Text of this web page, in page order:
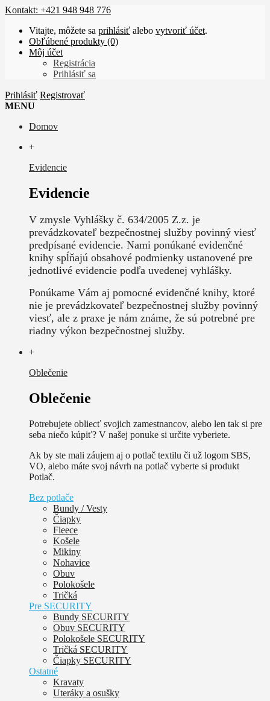
Kontakt: +421 948 948 776
Vitajte, môžete sa prihlásiť alebo vytvoriť účet.
Obľúbené produkty (0)
Môj účet
Registrácia
Prihlásiť sa
Prihlásiť Registrovať
MENU
Domov
+
Evidencie
Evidencie
V zmysle Vyhlášky č. 634/2005 Z.z. je
prevádzkovateľ bezpečnostnej služby povinný viesť
predpísané evidencie. Nami ponúkané evidenčné
knihy spĺňajú obsahové podmienky ustanovené pre
jednotlivé evidencie podľa uvedenej vyhlášky.
Ponúkame Vám aj pomocné evidenčné knihy, ktoré
nie je prevádzkovateľ bezpečnostnej služby povinný
viesť, ale z praxe je nám známe, že sú potrebné pre
riadny výkon bezpečnostnej služby.
+
Oblečenie
Oblečenie
Potrebujete obliecť svojich zamestnancov, alebo len tak si pre
seba niečo kúpiť? V našej ponuke si určite vyberiete.
Ak by ste mali záujem aj o potlač textilu či už logom SBS,
VO, alebo máte svoj návrh na potlač vyberte si produkt
Potlač.
Bez potlače
Bundy / Vesty
Čiapky
Fleece
Košele
Mikiny
Nohavice
Obuv
Polokošele
Tričká
Pre SECURITY
Bundy SECURITY
Obuv SECURITY
Polokošele SECURITY
Tričká SECURITY
Čiapky SECURITY
Ostatné
Kravaty
Uteráky a osušky